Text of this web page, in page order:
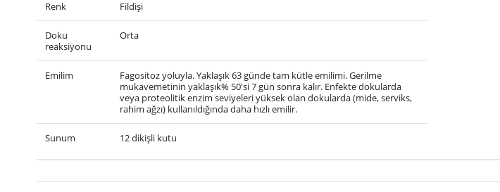
Renk Fildişi
Doku
reaksiyonu
Orta
Emilim Fagositoz yoluyla.Yaklaşık 63 günde tam kütle emilimi.Gerilme
mukavemetinin yaklaşık% 50'si 7 gün sonra kalır. Enfekte dokularda
veya proteolitik enzim seviyeleri yüksek olan dokularda (mide, serviks,
rahim ağzı) kullanıldığında daha hızlı emilir.
Sunum 12 dikişli kutu